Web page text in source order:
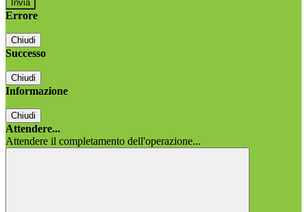
Errore
Chiudi
Successo
Chiudi
Informazione
Chiudi
Attendere...
Attendere il completamento dell'operazione...